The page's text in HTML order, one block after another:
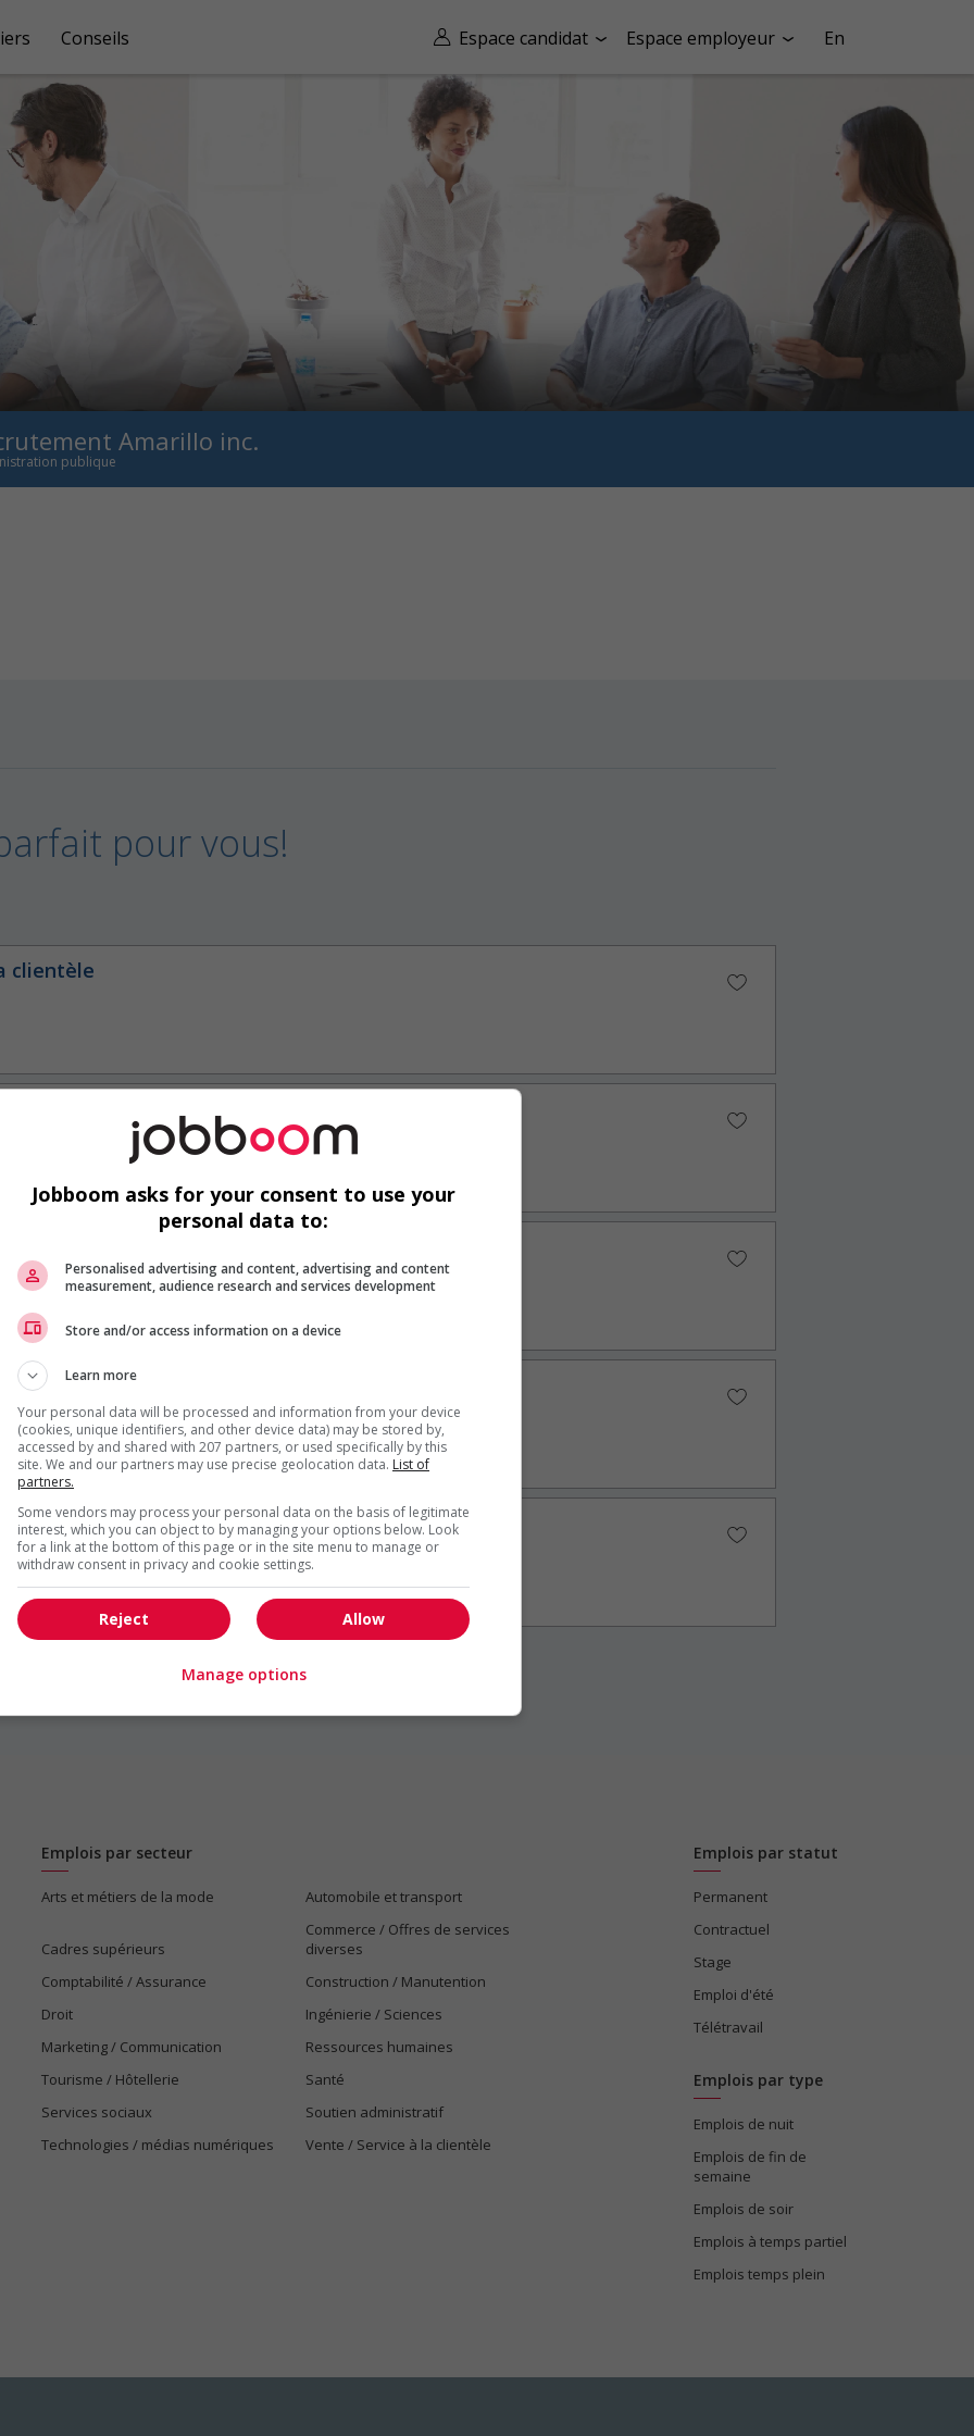
Espace candidat Espace employeur En
Conseils
Amarillo inc.
publique
pour vous!
clientèle
automatisées
automatisées
1
Emplois par secteur
Arts et métiers de la mode Automobile et transport
Cadres supérieurs
Commerce / Offres de services
diverses
Comptabilité / Assurance
Construction / Manutention
Droit
Ingénierie / Sciences
Marketing / Communication
Ressources humaines
Tourisme / Hôtellerie
Santé
Services sociaux
Soutien administratif
Technologies / médias numériques
Vente / Service à la clientèle
Emplois par statut
Permanent
Contractuel
Stage
Emploi d'été
Télétravail
Emplois par type
Emplois de nuit
Emplois de fin de
semaine
Emplois de soir
Emplois à temps partiel
Emplois temps plein
Jobboom asks for your consent to use your
personal data to:
Personalised advertising and content, advertising and content
measurement, audience research and services development
Store and/or access information on a device
Learn more
Your personal data will be processed and information from your device
(cookies, unique identifiers, and other device data) may be stored by,
accessed by and shared with 207 partners, or used specifically by this
site. We and our partners may use precise geolocation data. List of
partners.
Some vendors may process your personal data on the basis of legitimate
interest, which you can object to by managing your options below. Look
for a link at the bottom of this page or in the site menu to manage or
withdraw consent in privacy and cookie settings.
Allow
Reject
Manage options